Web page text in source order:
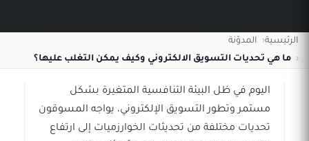
الرئيسية
المدوّنة
ما هي تحديات التسويق الالكتروني وكيف يمكن التغلب عليها؟
اليوم في ظل البيئة التنافسية المتغيرة بشكل
مستمر وتطور التسويق الإلكتروني، يواجه المسوقون
تحديات مختلفة من تحديثات الخوارزميات إلى ارتفاع